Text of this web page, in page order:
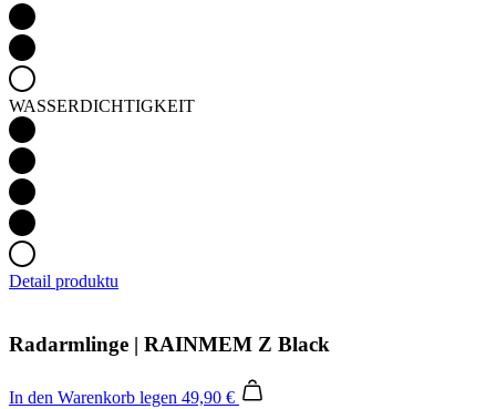
WASSERDICHTIGKEIT
Detail produktu
Radarmlinge | RAINMEM Z Black
In den Warenkorb legen 49,90 €